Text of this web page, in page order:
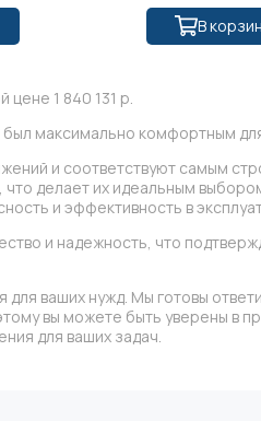
В
цене 1 840 131 р.
максимально комфортным
и соответствуют самым
делает их идеальным
и эффективность в
и надежность, что
ваших нужд. Мы готовы
вы можете быть уверены в
для ваших задач.